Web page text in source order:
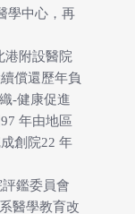
學中心，再
港附設醫院
償還歷年負
-健康促進
年由地區
創院22 年
鑑委員會
醫學教育改